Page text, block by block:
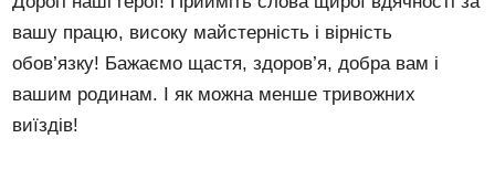
вашу працю, високу майстерність і вірність
обов’язку! Бажаємо щастя, здоров’я, добра вам і
вашим родинам. І як можна менше тривожних
виїздів!